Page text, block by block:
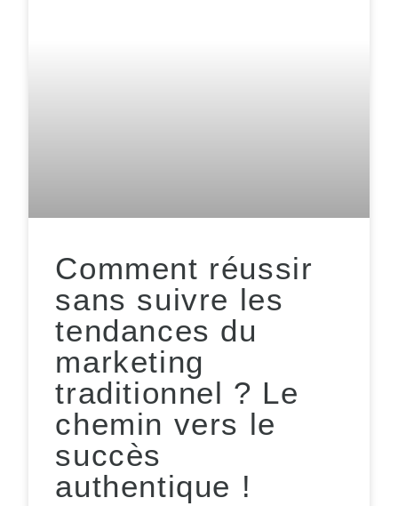
Comment réussir
sans suivre les
tendances du
marketing
traditionnel ? Le
chemin vers le
succès
authentique !